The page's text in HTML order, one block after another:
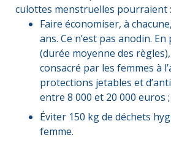
culottes menstruelles pourraient :
Faire économiser, à
ans. Ce n’est pas anodin.
(durée moyenne des
consacré par les femmes à
protections jetables et
entre 8 000 et 20 000 euros ;
Éviter 150 kg de déchets
femme.